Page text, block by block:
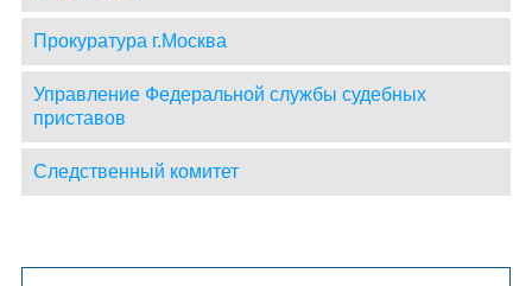
Прокуратура г.Москва
Управление Федеральной службы судебных
приставов
Следственный комитет